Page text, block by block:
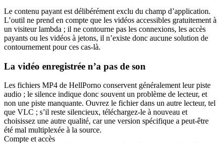
Le contenu payant est délibérément exclu du champ d’application.
L’outil ne prend en compte que les vidéos accessibles gratuitement à
un visiteur lambda ; il ne contourne pas les connexions, les accès
payants ou les vidéos à jetons, il n’existe donc aucune solution de
contournement pour ces cas-là.
La vidéo enregistrée n’a pas de son
Les fichiers MP4 de HellPorno conservent généralement leur piste
audio ; le silence indique donc souvent un problème de lecteur, et
non une piste manquante. Ouvrez le fichier dans un autre lecteur, tel
que VLC ; s’il reste silencieux, téléchargez-le à nouveau et
choisissez une autre qualité, car une version spécifique a peut-être
été mal multiplexée à la source.
Compte et accès